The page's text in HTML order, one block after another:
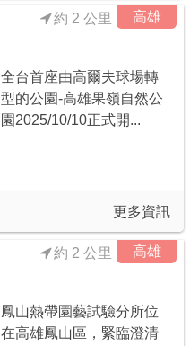
高雄
約 2 公里
全台首座由高爾夫球場轉
型的公園-高雄果嶺自然公
園2025/10/10正式開...
更多資訊
高雄
約 2 公里
鳳山熱帶園藝試驗分所位
在高雄鳳山區，緊臨澄清